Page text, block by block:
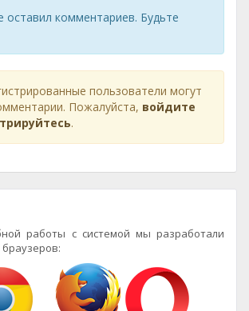
оставил комментариев. Будьте
пользователи могут
Пожалуйста, войдите
.
работы с системой мы разработали